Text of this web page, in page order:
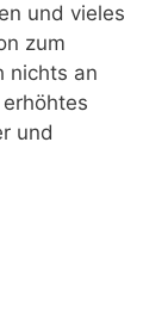
und vieles
zum
nichts an
und